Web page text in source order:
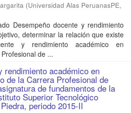
(Universidad Alas PeruanasPE,
Desempeño docente y rendimiento
determinar la relación que existe
y rendimiento académico en
de ...
rendimiento académico en
de la Carrera Profesional de
de fundamentos de la
Superior Tecnológico
periodo 2015-II